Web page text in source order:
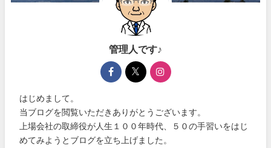
管理人です♪
はじめまして。
当ブログを閲覧いただきありがとうございます。
上場会社の取締役が人生１００年時代、５０の手習いをはじ
めてみようとブログを立ち上げました。